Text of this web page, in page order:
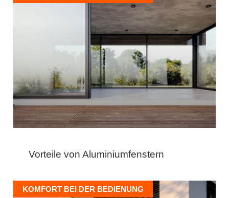
Vorteile von Aluminiumfenstern
KOMFORT BEI DER BEDIENUNG